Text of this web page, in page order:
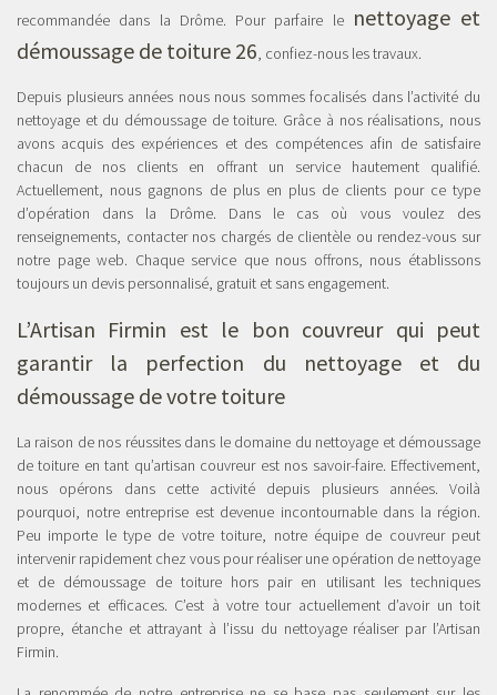
recommandée dans la Drôme. Pour parfaire le nettoyage et
démoussage de toiture 26, confiez-nous les travaux.
Depuis plusieurs années nous nous sommes focalisés dans l’activité du
nettoyage et du démoussage de toiture. Grâce à nos réalisations, nous
avons acquis des expériences et des compétences afin de satisfaire
chacun de nos clients en offrant un service hautement qualifié.
Actuellement, nous gagnons de plus en plus de clients pour ce type
d’opération dans la Drôme. Dans le cas où vous voulez des
renseignements, contacter nos chargés de clientèle ou rendez-vous sur
notre page web. Chaque service que nous offrons, nous établissons
toujours un devis personnalisé, gratuit et sans engagement.
L’Artisan Firmin est le bon couvreur qui peut
garantir la perfection du nettoyage et du
démoussage de votre toiture
La raison de nos réussites dans le domaine du nettoyage et démoussage
de toiture en tant qu’artisan couvreur est nos savoir-faire. Effectivement,
nous opérons dans cette activité depuis plusieurs années. Voilà
pourquoi, notre entreprise est devenue incontournable dans la région.
Peu importe le type de votre toiture, notre équipe de couvreur peut
intervenir rapidement chez vous pour réaliser une opération de nettoyage
et de démoussage de toiture hors pair en utilisant les techniques
modernes et efficaces. C’est à votre tour actuellement d’avoir un toit
propre, étanche et attrayant à l’issu du nettoyage réaliser par l’Artisan
Firmin.